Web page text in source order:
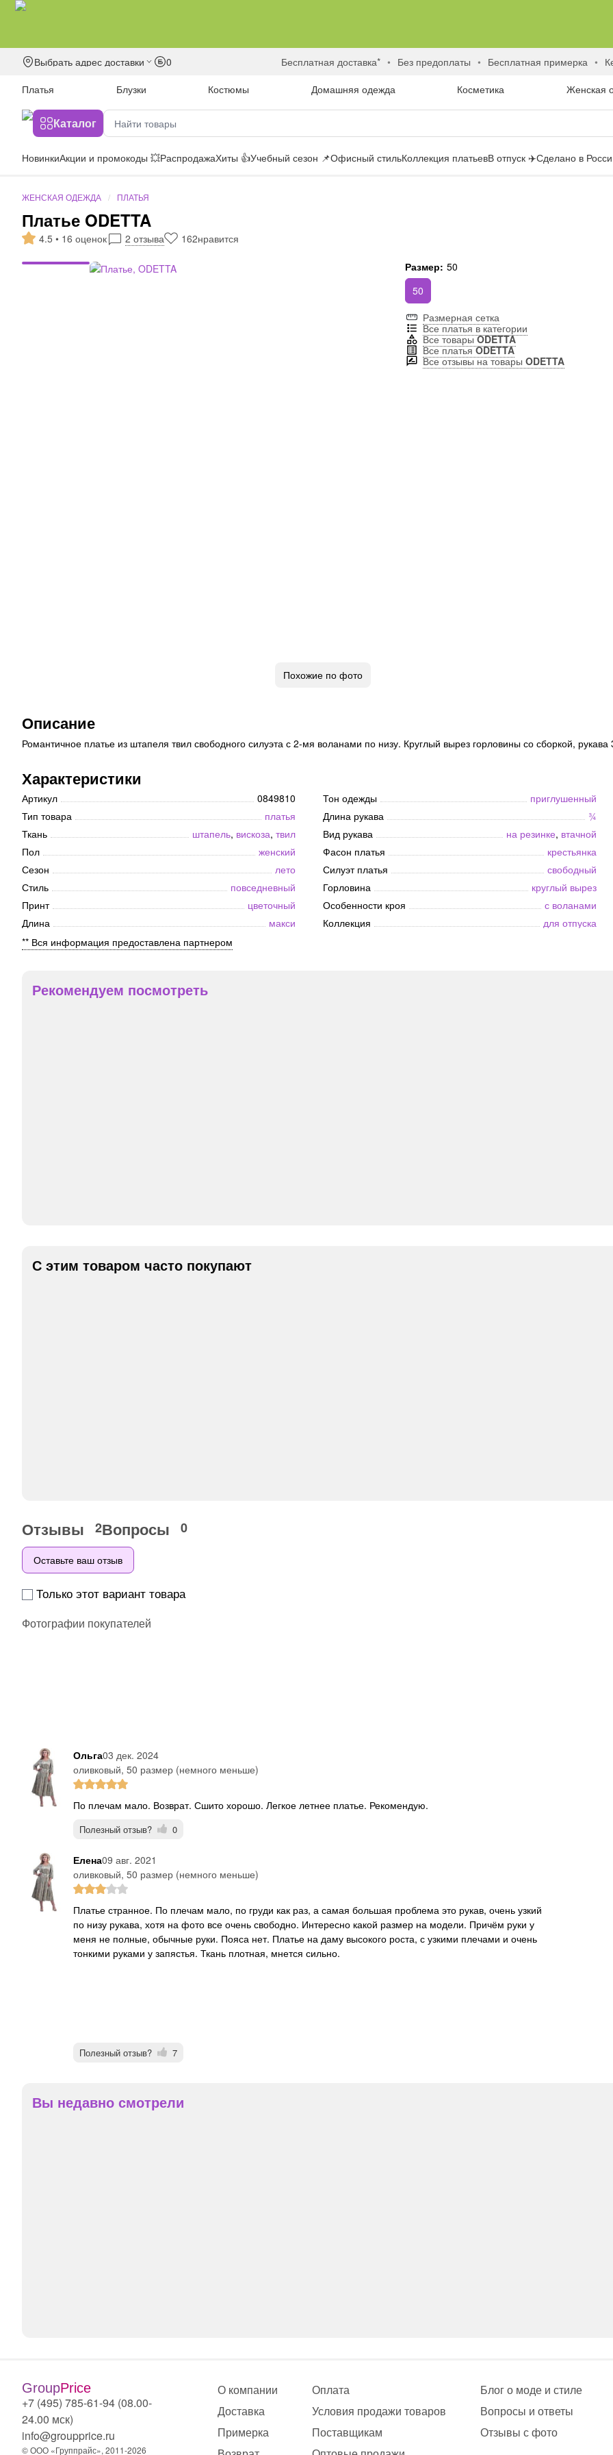
Выбрать адрес доставки 0 бесплатная доставка* без предоплаты бесплатная примерка
Платья
Блузки Костюмы Домашняя одежда Косметика Женская
Каталог
НовинкиАкции и промокоды 💥РаспродажаХиты 👍Учебный сезон 📌Офисный стильКоллекция платьевВ отпуск ✈️Сделано в
ЖЕНСКАЯ ОДЕЖДА ПЛАТЬЯ
Платье ODETTA
4.5 • 16 оценок 2 отзыва 162нравится
Похожие по фото
Размер: 50
50
Размерная сетка
Все платья в категории
Все товарыODETTA
Все платьяODETTA
Все отзывы на товары ODETTA
Описание
Романтичное платье из штапеля твил свободного силуэта с 2-мя воланами по низу. Круглый вырез горловины со сборкой,
Характеристики
Артикул
0849810
Тип товара
платья
Ткань
штапель, вискоза, твил
Пол
женский
Сезон
лето
Стиль
повседневный
Принт
цветочный
Длина
макси
Тон одежды
приглушенный
Длина рукава
¾
Вид рукава
на резинке, втачной
Фасон платья
крестьянка
Силуэт платья
свободный
Горловина
круглый вырез
Особенности кроя
с воланами
Коллекция
для отпуска
** Вся информация предоставлена партнером
Рекомендуем посмотреть
С этим товаром часто покупают
Отзывы 2Вопросы 0
Оставьте ваш отзыв
Только этот вариант товара
Фотографии покупателей
Ольга03 дек. 2024
оливковый, 50 размер (немного меньше)
По плечам мало. Возврат. Сшито хорошо. Легкое летнее платье. Рекомендую.
Полезный отзыв? 0
Елена09 авг. 2021
оливковый, 50 размер (немного меньше)
Платье странное. По плечам мало, по груди как раз, а самая большая проблема это рукав, очень узкий
по низу рукава, хотя на фото все очень свободно. Интересно какой размер на модели. Причём руки у
меня не полные, обычные руки. Пояса нет. Платье на даму высокого роста, с узкими плечами и очень
тонкими руками у запястья. Ткань плотная, мнется сильно.
Полезный отзыв? 7
Вы недавно смотрели
GroupPrice
+7 (495) 785-61-94 (08.00-
24.00 мск)
info@groupprice.ru
© ООО «Группрайс», 2011-2026
О компании
Доставка
Примерка
Оплата
Условия продажи товаров
Поставщикам
Блог о моде и стиле
Вопросы и ответы
Отзывы с фото